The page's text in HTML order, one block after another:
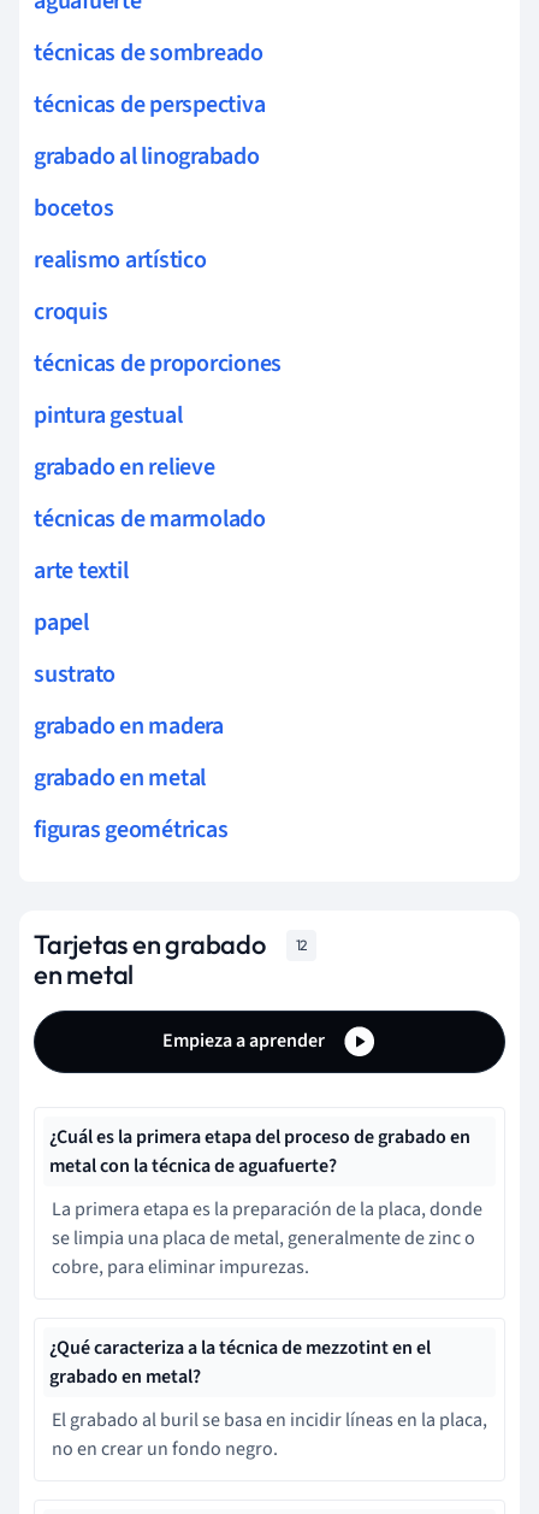
técnicas de sombreado
técnicas de perspectiva
grabado al linograbado
bocetos
realismo artístico
croquis
técnicas de proporciones
pintura gestual
grabado en relieve
técnicas de marmolado
arte textil
papel
sustrato
grabado en madera
grabado en metal
figuras geométricas
Tarjetas en grabado
en metal
12
Empieza a aprender
¿Cuál es la primera etapa del proceso de grabado en
metal con la técnica de aguafuerte?
La primera etapa es la preparación de la placa, donde
se limpia una placa de metal, generalmente de zinc o
cobre, para eliminar impurezas.
¿Qué caracteriza a la técnica de mezzotint en el
grabado en metal?
El grabado al buril se basa en incidir líneas en la placa,
no en crear un fondo negro.